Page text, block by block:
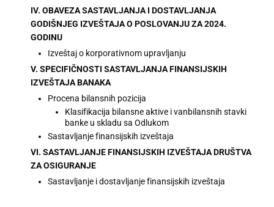
IV. OBAVEZA SASTAVLJANJA I DOSTAVLJANJA
GODIŠNJEG IZVEŠTAJA O POSLOVANJU ZA 2024.
GODINU
Izveštaj o korporativnom upravljanju
V. SPECIFIČNOSTI SASTAVLJANJA FINANSIJSKIH
IZVEŠTAJA BANAKA
Procena bilansnih pozicija
Klasifikacija bilansne aktive i vanbilansnih stavki
banke u skladu sa Odlukom
Sastavljanje finansijskih izveštaja
VI. SASTAVLJANJE FINANSIJSKIH IZVEŠTAJA DRUŠTVA
ZA OSIGURANJE
Sastavljanje i dostavljanje finansijskih izveštaja